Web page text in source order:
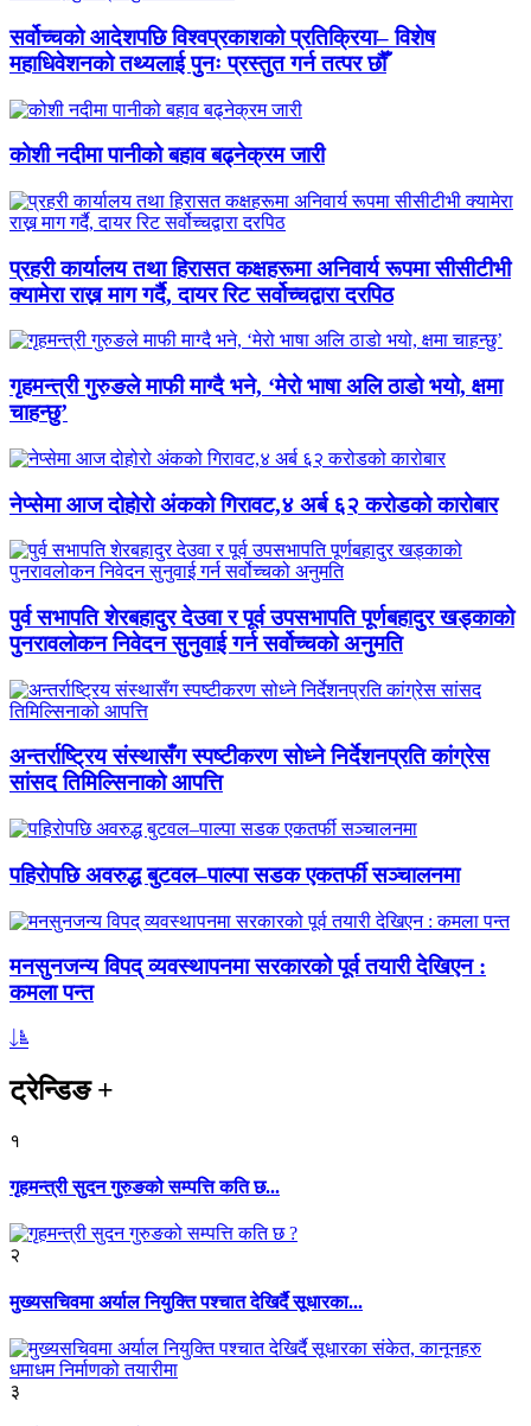
सर्वोच्चको आदेशपछि विश्वप्रकाशको प्रतिक्रिया– विशेष
महाधिवेशनको तथ्यलाई पुनः प्रस्तुत गर्न तत्पर छौँ
कोशी नदीमा पानीको बहाव बढ्नेक्रम जारी
प्रहरी कार्यालय तथा हिरासत कक्षहरूमा अनिवार्य रूपमा सीसीटीभी
क्यामेरा राख्न माग गर्दै, दायर रिट सर्वोच्चद्वारा दरपिठ
गृहमन्त्री गुरुङले माफी माग्दै भने, ‘मेरो भाषा अलि ठाडो भयो, क्षमा
चाहन्छु’
नेप्सेमा आज दोहोरो अंकको गिरावट,४ अर्ब ६२ करोडको कारोबार
पुर्व सभापति शेरबहादुर देउवा र पूर्व उपसभापति पूर्णबहादुर खड्काको
पुनरावलोकन निवेदन सुनुवाई गर्न सर्वोच्चको अनुमति
अन्तर्राष्ट्रिय संस्थासँग स्पष्टीकरण सोध्ने निर्देशनप्रति कांग्रेस
सांसद तिमिल्सिनाको आपत्ति
पहिरोपछि अवरुद्ध बुटवल–पाल्पा सडक एकतर्फी सञ्चालनमा
मनसुनजन्य विपद् व्यवस्थापनमा सरकारको पूर्व तयारी देखिएन :
कमला पन्त
ट्रेन्डिङ+
१
गृहमन्त्री सुदन गुरुङको सम्पत्ति कति छ...
२
मुख्यसचिवमा अर्याल नियुक्ति पश्चात देखिर्दै सूधारका...
३